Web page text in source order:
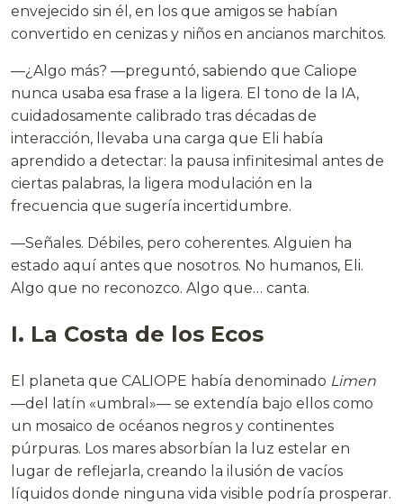
envejecido sin él, en los que amigos se habían
convertido en cenizas y niños en ancianos marchitos.
—¿Algo más? —preguntó, sabiendo que Caliope
nunca usaba esa frase a la ligera. El tono de la IA,
cuidadosamente calibrado tras décadas de
interacción, llevaba una carga que Eli había
aprendido a detectar: la pausa infinitesimal antes de
ciertas palabras, la ligera modulación en la
frecuencia que sugería incertidumbre.
—Señales. Débiles, pero coherentes. Alguien ha
estado aquí antes que nosotros. No humanos, Eli.
Algo que no reconozco. Algo que… canta.
I. La Costa de los Ecos
El planeta que CALIOPE había denominado Limen
—del latín «umbral»— se extendía bajo ellos como
un mosaico de océanos negros y continentes
púrpuras. Los mares absorbían la luz estelar en
lugar de reflejarla, creando la ilusión de vacíos
líquidos donde ninguna vida visible podría prosperar.